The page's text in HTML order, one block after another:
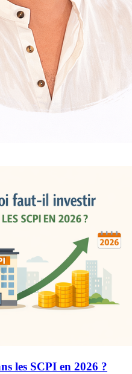
les SCPI en 2026 ?